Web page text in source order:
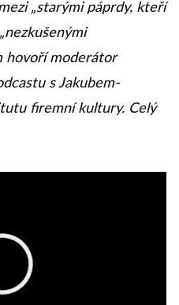
„starými páprdy, kteří
hovoří moderátor
s Jakubem-
firemní kultury. Celý